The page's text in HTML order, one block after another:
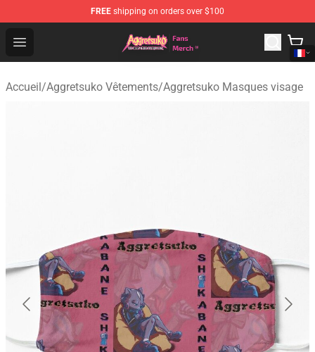
FREE shipping on orders over $100
Open menu
Aggretsuko Store - Official Aggretsuko Merchandise
Accueil/Aggretsuko Vêtements/Aggretsuko Masques visage